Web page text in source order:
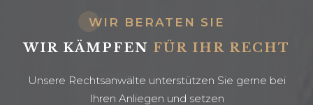
WIR BERATEN SIE
WIR KÄMPFEN FÜR IHR RECHT
Unsere Rechtsanwälte unterstützen Sie gerne bei
Ihren Anliegen und setzen